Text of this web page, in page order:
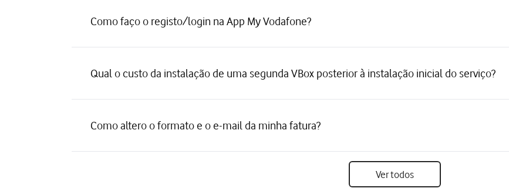
Como faço o registo/login na App My Vodafone?
Qual o custo da instalação de uma segunda VBox posterior à instalação inicial do serviço?
Como altero o formato e o e-mail da minha fatura?
Ver todos